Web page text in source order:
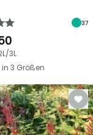
37
3L
3 Größen